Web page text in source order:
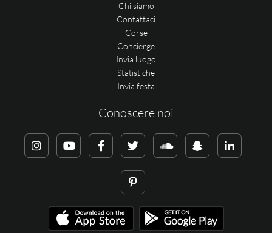
Chi siamo
Contattaci
Corse
Concierge
Invia luogo
Statistiche
Invia festa
Conoscere noi